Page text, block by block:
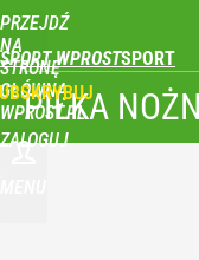
PRZEJDŹ
NA
STRONĘ
GŁÓWNĄ
WPROST.PL
SPORT WPROST
ZALOGUJ
PIŁKA